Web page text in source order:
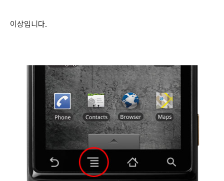
이상입니다.